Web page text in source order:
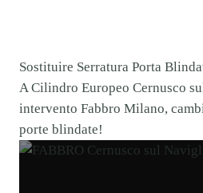
Sostituire Serratura Porta
A Cilindro Europeo Cernusco
intervento Fabbro Milano,
porte blindate!